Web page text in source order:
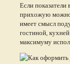
Если показатели
прихожую можно
имеет смысл
гостиной,
максимуму